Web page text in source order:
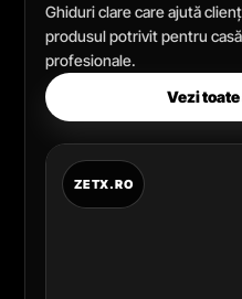
Ghiduri clare care ajută
produsul potrivit pentru
profesionale.
Vezi